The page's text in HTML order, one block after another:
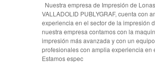
Nuestra empresa de Impresión de Lonas
VALLADOLID PUBLYGRAF, cuenta con
experiencia en el sector de la impresión
nuestra empresa contamos con la
impresión más avanzada y con un
profesionales con amplia experiencia en
Estamos espec